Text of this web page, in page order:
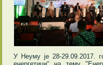
У Неуму је 28-29.09.2017.